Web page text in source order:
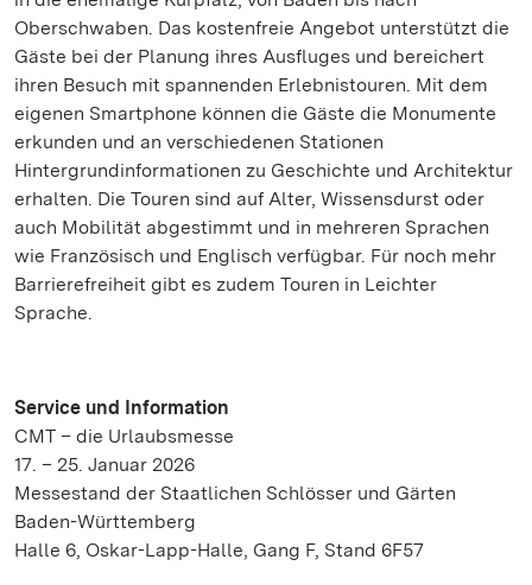
Oberschwaben. Das kostenfreie Angebot unterstützt die
Gäste bei der Planung ihres Ausfluges und bereichert
ihren Besuch mit spannenden Erlebnistouren. Mit dem
eigenen Smartphone können die Gäste die Monumente
erkunden und an verschiedenen Stationen
Hintergrundinformationen zu Geschichte und Architektur
erhalten. Die Touren sind auf Alter, Wissensdurst oder
auch Mobilität abgestimmt und in mehreren Sprachen
wie Französisch und Englisch verfügbar. Für noch mehr
Barrierefreiheit gibt es zudem Touren in Leichter
Sprache.
Service und Information
CMT – die Urlaubsmesse
17. – 25. Januar 2026
Messestand der Staatlichen Schlösser und Gärten
Baden-Württemberg
Halle 6, Oskar-Lapp-Halle, Gang F, Stand 6F57